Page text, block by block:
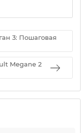
3: Пошаговая
Megane 2